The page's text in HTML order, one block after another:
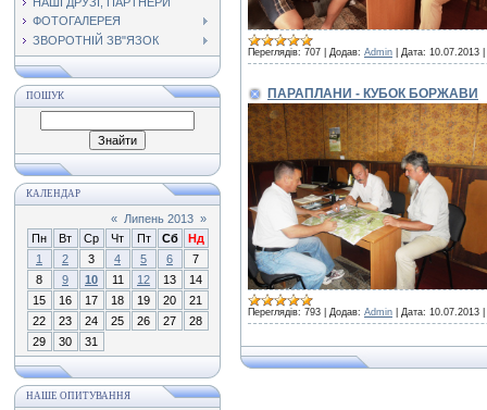
ФОТОГАЛЕРЕЯ
ЗВОРОТНІЙ ЗВ"ЯЗОК
ПОШУК
КАЛЕНДАР
« Липень 2013 »
Пн
Вт Ср Чт Пт Сб
Нд
1
2 3 4 5 6
7
8
9 10 11 12 13
14
15
16 17 18 19 20
21
22
23 24 25 26 27
28
29
30 31
НАШЕ ОПИТУВАННЯ
Переглядів: 707 Додав: Admin Дата: 10.07.2013
ПАРАПЛАНИ - КУБОК БОРЖАВИ
Переглядів: 793 Додав: Admin Дата: 10.07.2013